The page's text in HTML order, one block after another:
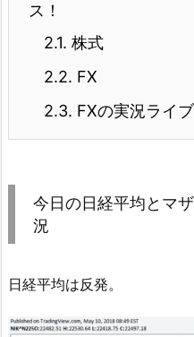
ス！
2.1. 株式
2.2. FX
2.3. FXの実況ライ
今日の日経平均とマ
況
日経平均は反発。